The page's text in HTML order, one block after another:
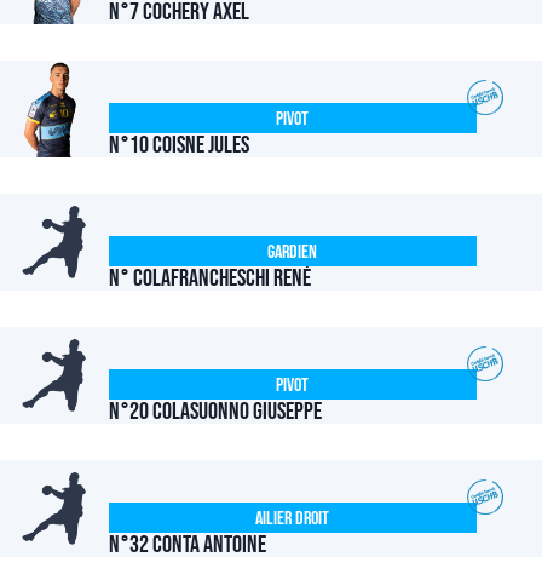
N°7 COCHERY Axel
N°10 COISNE Jules
Pivot
N° COLAFRANCHESCHI René
Gardien
N°20 COLASUONNO Giuseppe
Pivot
N°32 CONTA Antoine
Ailier Droit